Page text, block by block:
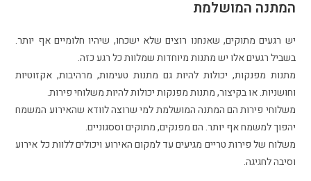
המתנה המושלמת
יש רגעים מתוקים, שאנחנו רוצים שלא ישכחו, שיהיו חלומיים אף יותר.
בשביל רגעים אלו יש מתנות מיוחדות שמלוות כל רגע כזה.
מתנות מפנקות, יכולות להיות גם מתנות טעימות, מרהיבות, אקזוטיות
וחושניות. או בקיצור, מתנות מפנקות יכולות להיות משלוחי פירות.
משלוחי פירות הם המתנה המושלמת למי שרוצה לוודא שהאירוע המשמח
יהפוך למשמח אף יותר. הם מפנקים, מתוקים וססגוניים.
משלוח של פירות טריים מגיעים עד למקום האירוע ויכולים ללוות כל אירוע
וסיבה לחגיגה.